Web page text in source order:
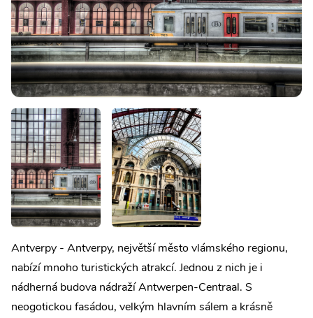
Antverpy - Antverpy, největší město vlámského regionu,
nabízí mnoho turistických atrakcí. Jednou z nich je i
nádherná budova nádraží Antwerpen-Centraal. S
neogotickou fasádou, velkým hlavním sálem a krásně